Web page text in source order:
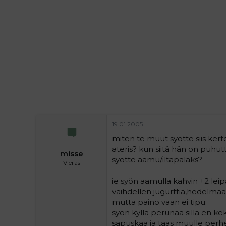
misse
Vieras
19.01.2005
miten te muut syötte siis
ateris? kun siitä hän on
syötte aamu/iltapalaks?
ie syön aamulla kahvin +2
vaihdellen
mutta paino vaan ei tipu.
syön kyllä perunaa sillä en
sapuskaa ja taas muulle